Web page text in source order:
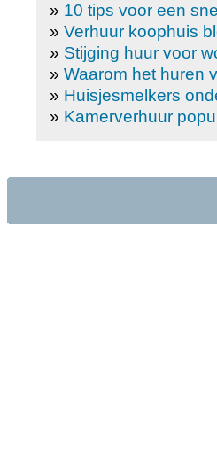
» 10 tips voor een
» Verhuur koophuis
» Stijging huur voor
» Waarom het huren
» Huisjesmelkers
» Kamerverhuur